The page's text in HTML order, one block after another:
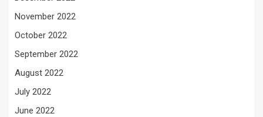
November 2022
October 2022
September 2022
August 2022
July 2022
June 2022